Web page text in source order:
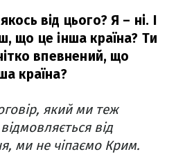
від цього? Я – ні. І
що це інша країна? Ти
впевнений, що
країна?
який ми теж
від
ми не чіпаємо Крим.